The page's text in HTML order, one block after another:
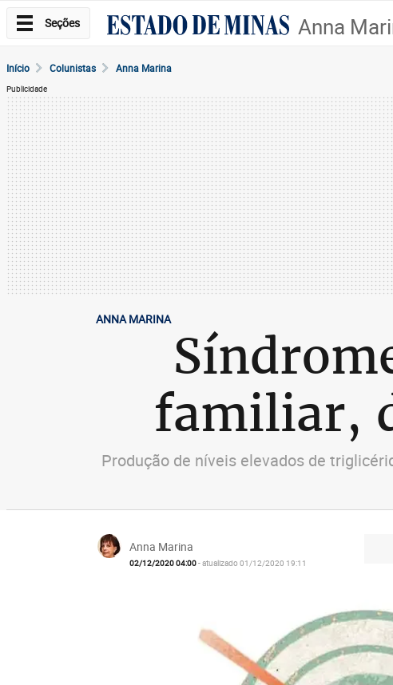
Seções Anna
Início Colunistas Anna Marina
Publicidade
ANNA MARINA
familiar,
Produção de níveis elevados de
Anna Marina
02/12/2020 04:00- atualizado 01/12/2020 19:11